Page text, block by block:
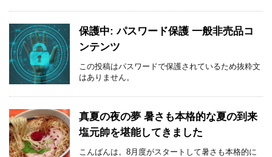
保護中: パスワード保護 一般非売品コ
ンテンツ
この投稿はパスワードで保護されているため抜粋文
はありません。
真夏の夜の夢 暑さも本格的な夏の到来
塩元帥を堪能してきました
こんばんは。8月度がスタートして暑さも本格的に